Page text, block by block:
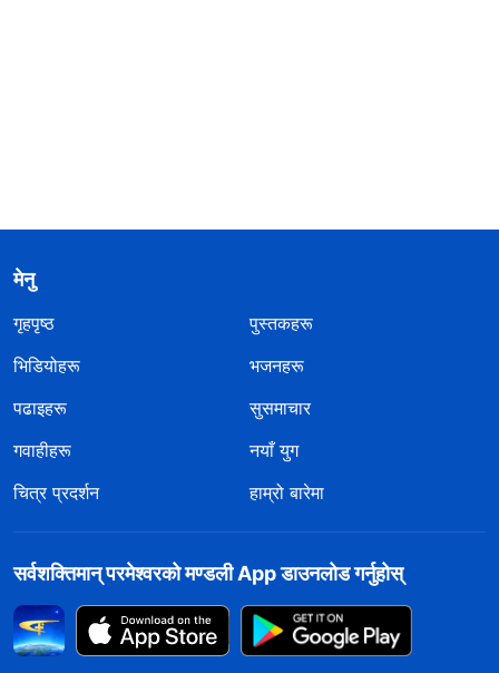
मेनु
गृहपृष्ठ
पुस्तकहरू
भिडियोहरू
भजनहरू
पढाइहरू
सुसमाचार
गवाहीहरू
नयाँ युग
चित्र प्रदर्शन
हाम्रो बारेमा
सर्वशक्तिमान्‌ परमेश्‍वरको मण्डली App डाउनलोड गर्नुहोस्